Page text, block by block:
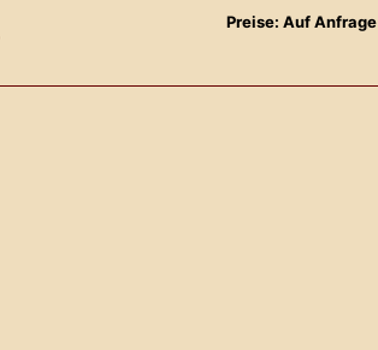
Preise: Auf Anfrage